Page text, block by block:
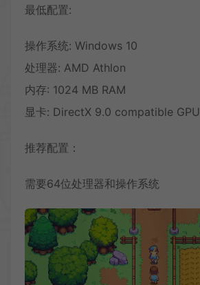
最低配置:
操作系统: Windows 10
处理器: AMD Athlon
内存: 1024 MB RAM
显卡: DirectX 9.0 compatible GPU
推荐配置：
需要64位处理器和操作系统